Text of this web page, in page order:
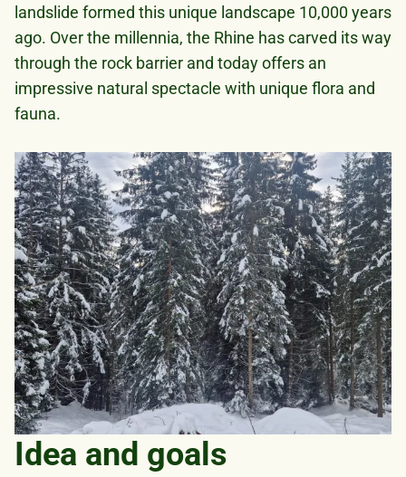
landslide formed this unique landscape 10,000 years
ago. Over the millennia, the Rhine has carved its way
through the rock barrier and today offers an
impressive natural spectacle with unique flora and
fauna.
Bild
Idea and goals